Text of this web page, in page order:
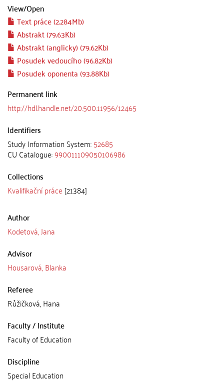
View/Open
Text práce (2.284Mb)
Abstrakt (79.63Kb)
Abstrakt (anglicky) (79.62Kb)
Posudek vedoucího (96.82Kb)
Posudek oponenta (93.88Kb)
Permanent link
http://hdl.handle.net/20.500.11956/12465
Identifiers
Study Information System:52685
CU Catalogue:990011109050106986
Collections
Kvalifikační práce [21384]
Author
Kodetová, Jana
Advisor
Housarová, Blanka
Referee
Růžičková, Hana
Faculty / Institute
Faculty of Education
Discipline
Special Education